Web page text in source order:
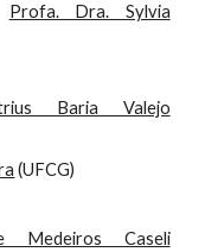
Profa. Dra. Sylvia
Baria Valejo
(UFCG)
Medeiros Caseli